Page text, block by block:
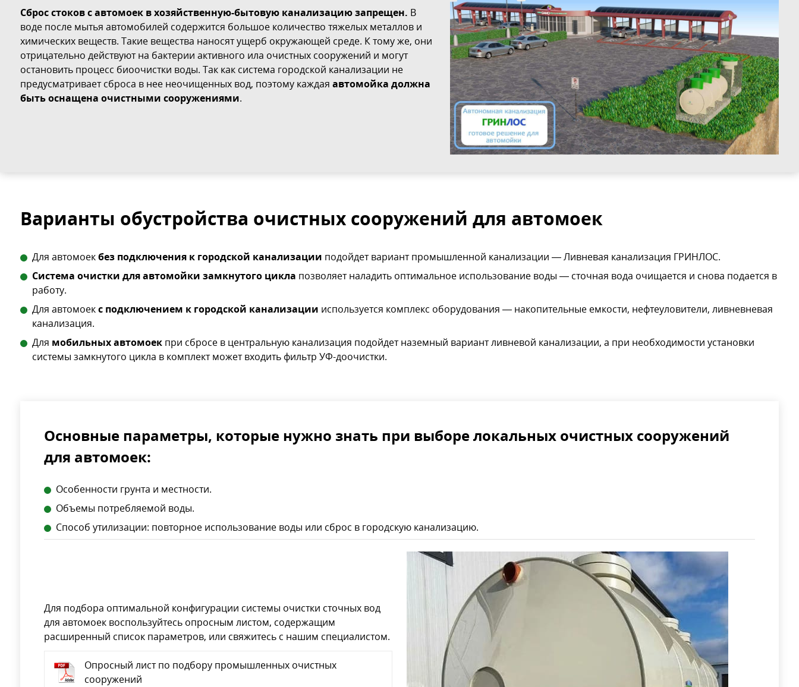
Сброс стоков с автомоек в хозяйственную-бытовую канализацию запрещен. В
воде после мытья автомобилей содержится большое количество тяжелых металлов и
химических веществ. Такие вещества наносят ущерб окружающей среде. К тому же, они
отрицательно действуют на бактерии активного ила очистных сооружений и могут
остановить процесс биоочистки воды. Так как система городской канализации не
предусматривает сброса в нее неочищенных вод, поэтому каждая автомойка должна
быть оснащена очистными сооружениями.
Варианты обустройства очистных сооружений для автомоек
Для автомоекбез подключения к городской канализации подойдет вариант промышленной канализации — Ливневая канализация ГРИНЛОС.
Система очистки для автомойки замкнутого цикла позволяет наладить оптимальное использование воды — сточная вода очищается и снова подается в
работу.
Для автомоекс подключением к городской канализации используется комплекс оборудования — накопительные емкости, нефтеуловители, ливневневая
канализация.
Для мобильных автомоекпри сбросе в центральную канализация подойдет наземный вариант ливневой канализации, а при необходимости установки
системы замкнутого цикла в комплект может входить фильтр УФ-доочистки.
Основные параметры, которые нужно знать при выборе локальных очистных сооружений
для автомоек:
Особенности грунта и местности.
Объемы потребляемой воды.
Способ утилизации: повторное использование воды или сброс в городскую канализацию.
Для подбора оптимальной конфигурации системы очистки сточных вод
для автомоек воспользуйтесь опросным листом, содержащим
расширенный список параметров, или свяжитесь с нашим специалистом.
Опросный лист по подбору промышленных очистных
сооружений